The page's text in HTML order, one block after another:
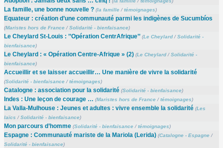
La famille, une bonne nouvelle ? (la famille/témoignages)
Equateur : création d’une communauté parmi les indigènes de Sucumbíos
(Maristes hors de France/Solidarité - bienfaisance)
Le Cheylard St-Louis : ’’Opération CentrAfrique’’ (Le Cheylard/Solidarité -
bienfaisance)
Le Cheylard : « Opération Centre-Afrique » (2) (Le Cheylard/Solidarité -
bienfaisance)
Accueillir et se laisser accueillir… Une manière de vivre la solidarité
(Solidarité - bienfaisance/témoignages)
Catalogne : association pour la solidarité (Solidarité - bienfaisance)
Indes : Une leçon de courage … (Maristes hors de France/témoignages)
La Valla-Mulhouse : Jeunes et adultes : vivre ensemble la solidarité (Les
laïcs /Solidarité - bienfaisance)
Mon parcours d’homme (Solidarité - bienfaisance/témoignages)
Espagne : Communauté mariste de la Mariola (Lerida) (Catalogne - Espagne/
Solidarité - bienfaisance)